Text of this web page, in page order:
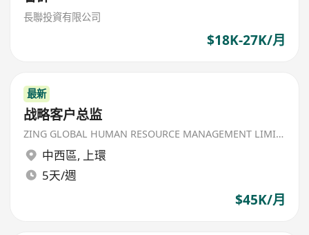
長聯投資有限公司
$18K-27K/月
最新
战略客户总监
ZING GLOBAL HUMAN RESOURCE MANAGEMENT LIMITED
中西區, 上環
5天/週
$45K/月